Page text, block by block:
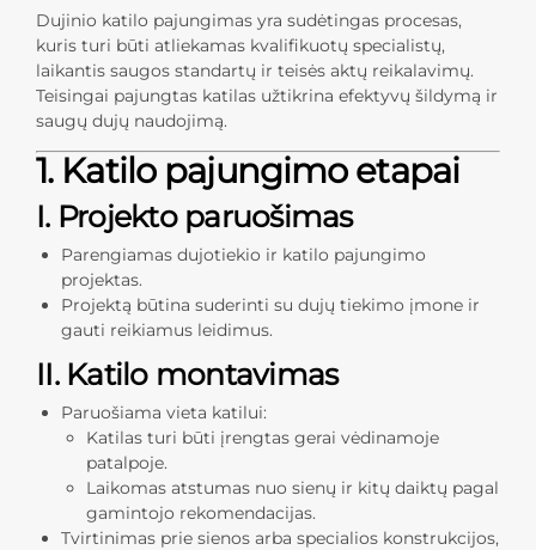
Dujinio katilo pajungimas yra sudėtingas procesas,
kuris turi būti atliekamas kvalifikuotų specialistų,
laikantis saugos standartų ir teisės aktų reikalavimų.
Teisingai pajungtas katilas užtikrina efektyvų šildymą ir
saugų dujų naudojimą.
1. Katilo pajungimo etapai
I. Projekto paruošimas
Parengiamas dujotiekio ir katilo pajungimo
projektas.
Projektą būtina suderinti su dujų tiekimo įmone ir
gauti reikiamus leidimus.
II. Katilo montavimas
Paruošiama vieta katilui:
Katilas turi būti įrengtas gerai vėdinamoje
patalpoje.
Laikomas atstumas nuo sienų ir kitų daiktų pagal
gamintojo rekomendacijas.
Tvirtinimas prie sienos arba specialios konstrukcijos,